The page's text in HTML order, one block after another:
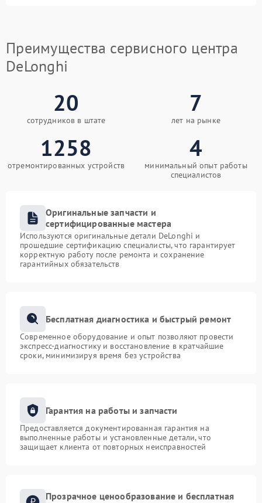
Преимущества сервисного центра
DeLonghi
20
сотрудников в штате
7
лет на рынке
1258
отремонтированных устройств
4
минимальный опыт работы
специалистов
Оригинальные запчасти и
сертифицированные мастера
Используются оригинальные детали DeLonghi и
прошедшие сертификацию специалисты, что гарантирует
корректную работу после ремонта и сохранение
гарантийных обязательств
Бесплатная диагностика и быстрый ремонт
Современное оборудование и опыт позволяют провести
экспресс-диагностику и восстановление в кратчайшие
сроки, минимизируя время без устройства
Гарантия на работы и запчасти
Предоставляется документированная гарантия на
выполненные работы и установленные детали, что
защищает клиента от повторных неисправностей
Прозрачное ценообразование и бесплатная